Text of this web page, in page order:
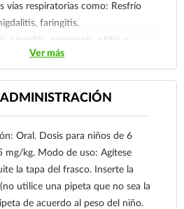
vías respiratorias como: Resfrío
faringitis,
sinusitis, neumonía, otitis y
También puede ser utilizado
de dolor de intensidad
Ver más
ADMINISTRACIÓN
Oral. Dosis para niños de 6
mg/kg. Modo de uso: Agítese
la tapa del frasco. Inserte la
utilice una pipeta que no sea la
de acuerdo al peso del niño.